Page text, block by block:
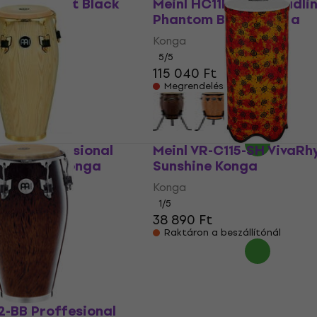
Phantom Black Konga
Konga
5/5
115 040 Ft
Megrendelésre
Proffesional
Ash Konga
Meinl VR-C115-SH
Sunshine Konga
Konga
1/5
38 890 Ft
Raktáron a beszállítónál
BB Proffesional